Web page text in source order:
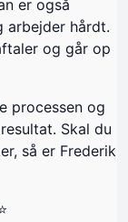
er også
arbejder hårdt.
og går op
processen og
Skal du
så er Frederik